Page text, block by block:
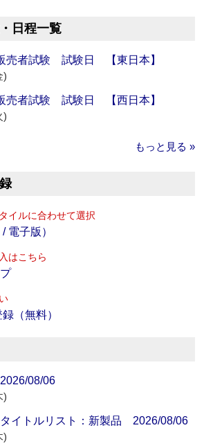
日程一覧
売者試験 試験日 【東日本】
)
売者試験 試験日 【西日本】
)
もっと見る »
イルに合わせて選択
電子版）
はこちら
（無料）
08/06
)
イトルリスト：新製品 2026/08/06
)